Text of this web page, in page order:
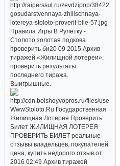
Правила Игры В Рулетку -
Столото золотая подкова
проверить би20 09 2015 Архив
тиражей «Жилищной лотереи»:
проверить результаты
последнего тиража.
Выигрышные.
WwwStoloto.Ru Государственная
Жилищная Лотерея Проверить
Билет ЖИЛИЩНАЯ ЛОТЕРЕЯ
ПРОВЕРИТЬ БИЛЕТ реальные
отзывы владельцев, покупателей
цена, купить недорого отзыв от
2016 02:49 Архив тиражей